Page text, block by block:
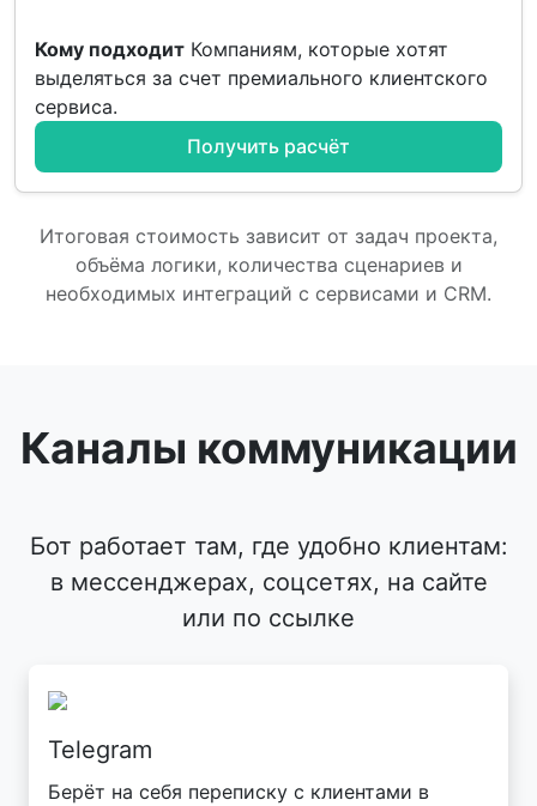
Кому подходит Компаниям, которые хотят
выделяться за счет премиального клиентского
сервиса.
Получить расчёт
Итоговая стоимость зависит от задач проекта,
объёма логики, количества сценариев и
необходимых интеграций с сервисами и CRM.
Каналы коммуникации
Бот работает там, где удобно клиентам:
в мессенджерах, соцсетях, на сайте
или по ссылке
Telegram
Берёт на себя переписку с клиентами в